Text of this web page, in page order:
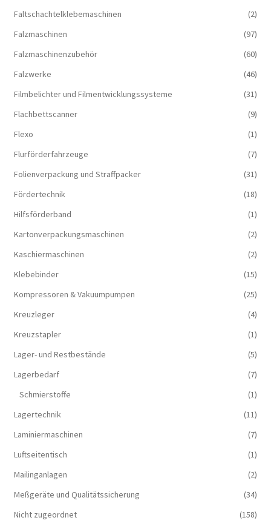
Faltschachtelklebemaschinen
(2)
Falzmaschinen
(97)
Falzmaschinenzubehör
(60)
Falzwerke
(46)
Filmbelichter und Filmentwicklungssysteme
(31)
Flachbettscanner
(9)
Flexo
(1)
Flurförderfahrzeuge
(7)
Folienverpackung und Straffpacker
(31)
Fördertechnik
(18)
Hilfsförderband
(1)
Kartonverpackungsmaschinen
(2)
Kaschiermaschinen
(2)
Klebebinder
(15)
Kompressoren & Vakuum­pumpen
(25)
Kreuzleger
(4)
Kreuzstapler
(1)
Lager- und Restbestände
(5)
Lagerbedarf
(7)
Schmierstoffe
(1)
Lagertechnik
(11)
Laminiermaschinen
(7)
Luftseitentisch
(1)
Mailinganlagen
(2)
Meßgeräte und Qualitätssicherung
(34)
Nicht zugeordnet
(158)